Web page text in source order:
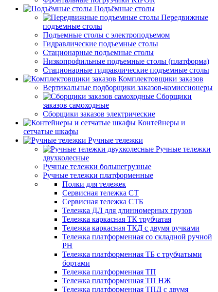
Подъёмные столы
Передвижные
подъемные столы
Подъемные столы с электроподъемом
Гидравлические подъемные столы
Стационарные подъемные столы
Низкопрофильные подъемные столы (платформа)
Стационарные гидравлические подъемные столы
Комплектовщики заказов
Вертикальные подборщики заказов-комиссионеры
Сборщики
заказов самоходные
Сборщики заказов электрические
Контейнеры и
сетчатые шкафы
Ручные тележки
Ручные тележки
двухколесные
Ручные тележки большегрузные
Ручные тележки платформенные
Полки для тележек
Сервисная тележка СТ
Сервисная тележка СТБ
Тележка ДЛ для длинномерных грузов
Тележка каркасная ТК трубчатая
Тележка каркасная ТКД с двумя ручками
Тележка платформенная со складной ручной
PH
Тележка платформенная ТБ с трубчатыми
бортами
Тележка платформенная ТП
Тележка платформенная ТП НЖ
Тележка платформенная ТПД с двумя